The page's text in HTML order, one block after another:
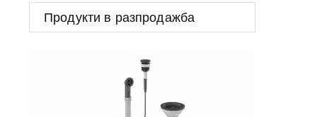
Продукти в разпродажба